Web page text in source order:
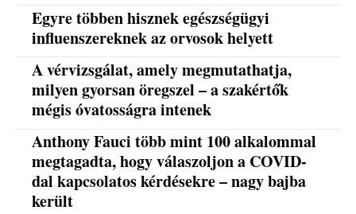
Egyre többen hisznek egészségügyi
influenszereknek az orvosok helyett
A vérvizsgálat, amely megmutathatja,
milyen gyorsan öregszel – a szakértők
mégis óvatosságra intenek
Anthony Fauci több mint 100 alkalommal
megtagadta, hogy válaszoljon a COVID-
dal kapcsolatos kérdésekre – nagy bajba
került